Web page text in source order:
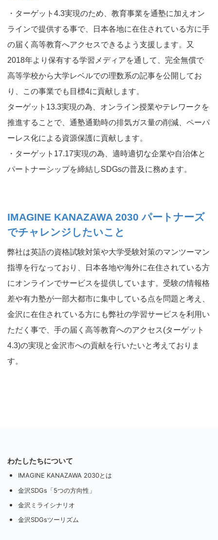
・ターゲット4.3実現のため、教育事業を通塾に加えオン
ラインで提供する事で、日本各地に在住されている方に手
の届く高等教育へアクセスできるよう支援します。又
2018年より保有する学習メディアを通して、完全無償で
高等学校から大学レベルでの理数系の記事を公開してお
り、この事業でも目標4に貢献します。
ターゲット13.3実現の為、オンライン授業やテレワークを
推進することで、通塾通勤時の排気ガス量の削減、ペーパ
ーレス化による資源保護に貢献します。
・ターゲット17.17実現の為、適時適切な企業や自治体と
パートナーシップを締結しSDGsの普及に務めます。
IMAGINE KANAZAWA 2030 パートナーズ
でチャレンジしたいこと
弊社は英語の資格試験対策や大学受験対策のマンツーマン
指導を行なっており、日本各地や海外に在住されている方
にオンラインでサービスを提供しています。受験の情報格
差や有力塾が一部大都市に集中している点を問題と考え、
金沢に在住されている方にも弊社の学習サービスを利用い
ただく事で、手の届く高等教育へのアクセス(ターゲット
4.3)の実現と金沢市への貢献を行いたいと考えておりま
す。
わたしたちについて
IMAGINE KANAZAWA 2030とは
金沢SDGs「5つの方向性」
金沢ミライシナリオ
金沢SDGsツーリズム